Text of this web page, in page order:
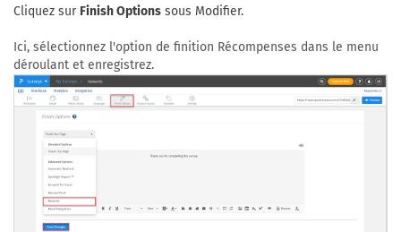
Cliquez sur Finish Options sous Modifier.
Ici, sélectionnez l'option de finition Récompenses dans le menu
déroulant et enregistrez.